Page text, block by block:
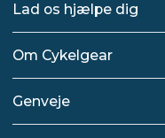
Lad os hjælpe dig
Om Cykelgear
Genveje